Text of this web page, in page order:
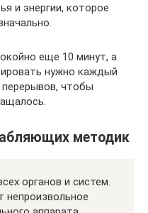
и энергии, которое
еще 10 минут, а
нужно каждый
перерывов, чтобы
методик
органов и систем.
непроизвольное